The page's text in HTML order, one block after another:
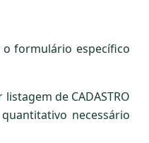
o formulário específico
de CADASTRO
necessário